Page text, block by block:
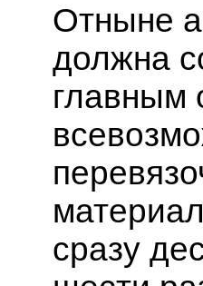
Отныне
должна
главным
сразу